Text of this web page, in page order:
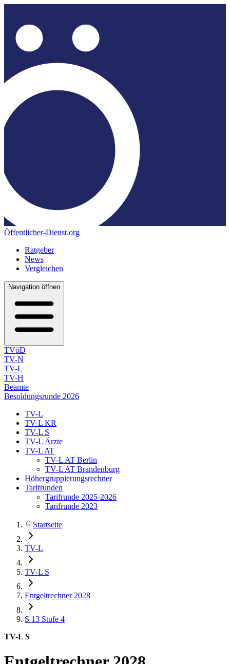
Öffentlicher-Dienst.org
Ratgeber
News
Vergleichen
Navigation öffnen
TVöD
TV-N
TV-L
TV-H
Beamte
Besoldungsrunde 2026
TV-L
TV-L KR
TV-L S
TV-L Ärzte
TV-L AT
TV-L AT Berlin
TV-L AT Brandenburg
Höhergruppierungsrechner
Tarifrunden
Tarifrunde 2025-2026
Tarifrunde 2023
Startseite
TV-L
TV-L S
Entgeltrechner 2028
S 13 Stufe 4
TV-L S